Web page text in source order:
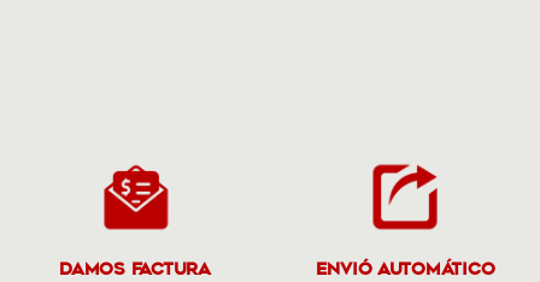
Damos Factura Envió Automático